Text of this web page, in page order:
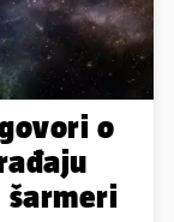
o
šarmeri